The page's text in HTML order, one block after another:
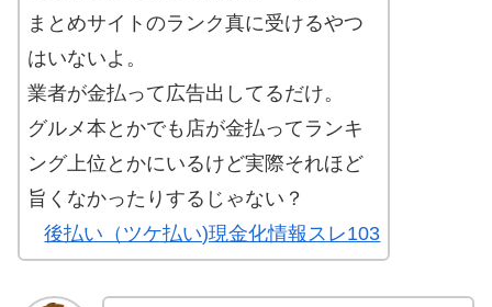
まとめサイトのランク真に受けるやつ
はいないよ。
業者が金払って広告出してるだけ。
グルメ本とかでも店が金払ってランキ
ング上位とかにいるけど実際それほど
旨くなかったりするじゃない？
後払い（ツケ払い)現金化情報スレ103